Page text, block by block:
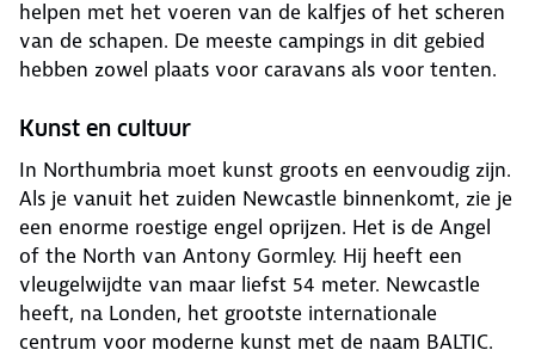
helpen met het voeren van de kalfjes of het scheren
van de schapen. De meeste campings in dit gebied
hebben zowel plaats voor caravans als voor tenten.
Kunst en cultuur
In Northumbria moet kunst groots en eenvoudig zijn.
Als je vanuit het zuiden Newcastle binnenkomt, zie je
een enorme roestige engel oprijzen. Het is de Angel
of the North van Antony Gormley. Hij heeft een
vleugelwijdte van maar liefst 54 meter. Newcastle
heeft, na Londen, het grootste internationale
centrum voor moderne kunst met de naam BALTIC.